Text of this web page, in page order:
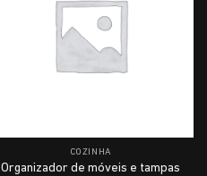
COZINHA
Organizador de móveis e tampas